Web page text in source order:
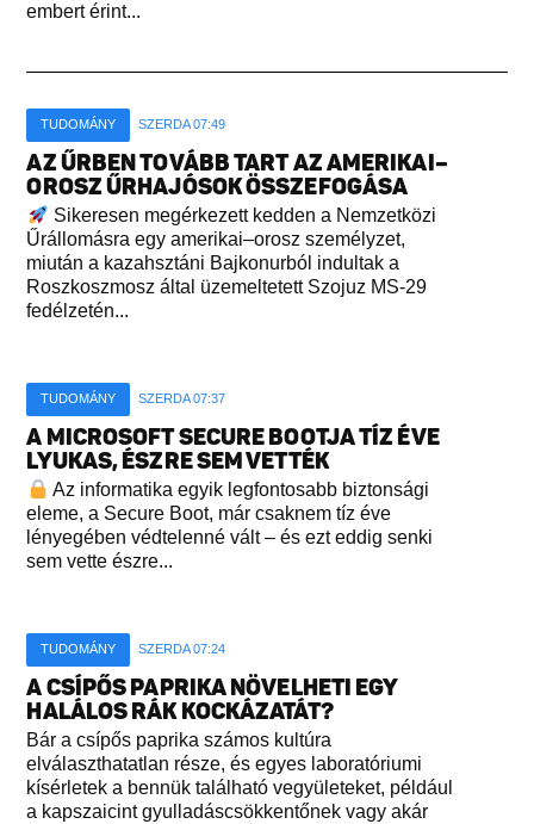
embert érint...
TUDOMÁNY SZERDA 07:49
AZ ŰRBEN TOVÁBB TART AZ AMERIKAI–
OROSZ ŰRHAJÓSOK ÖSSZEFOGÁSA
Sikeresen megérkezett kedden a Nemzetközi
Űrállomásra egy amerikai–orosz személyzet,
miután a kazahsztáni Bajkonurból indultak a
Roszkoszmosz által üzemeltetett Szojuz MS-29
fedélzetén...
TUDOMÁNY SZERDA 07:37
A MICROSOFT SECURE BOOTJA TÍZ ÉVE
LYUKAS, ÉSZRE SEM VETTÉK
Az informatika egyik legfontosabb biztonsági
eleme, a Secure Boot, már csaknem tíz éve
lényegében védtelenné vált – és ezt eddig senki
sem vette észre...
TUDOMÁNY SZERDA 07:24
A CSÍPŐS PAPRIKA NÖVELHETI EGY
HALÁLOS RÁK KOCKÁZATÁT?
Bár a csípős paprika számos kultúra
elválaszthatatlan része, és egyes laboratóriumi
kísérletek a bennük található vegyületeket, például
a kapszaicint gyulladáscsökkentőnek vagy akár